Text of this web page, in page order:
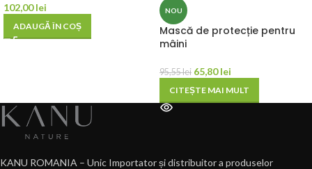
102,00lei
ADAUGĂ ÎN COȘ
NOU
Mască de protecție pentru
mâini
95,55lei 65,80lei
CITEȘTE MAI MULT
KANU ROMANIA – Unic Importator și distribuitor a produselor